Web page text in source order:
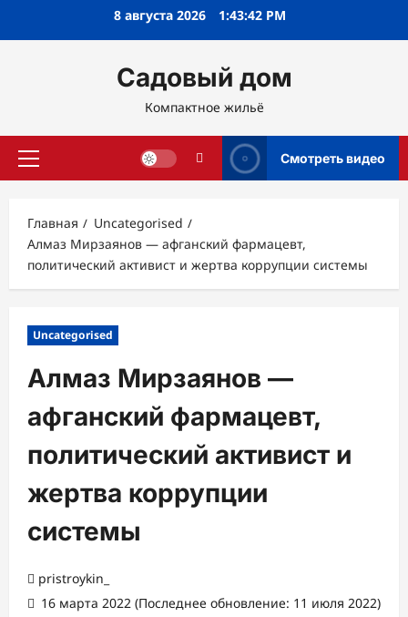
8 августа 2026 1:43:43 PM
Садовый дом
Компактное жильё
Основное
Смотреть видео
Главная
Uncategorised
Алмаз Мирзаянов — афганский фармацевт,
политический активист и жертва коррупции системы
Uncategorised
Алмаз Мирзаянов —
афганский фармацевт,
политический активист и
жертва коррупции
системы
pristroykin_
16 марта 2022 (Последнее обновление: 11 июля 2022)